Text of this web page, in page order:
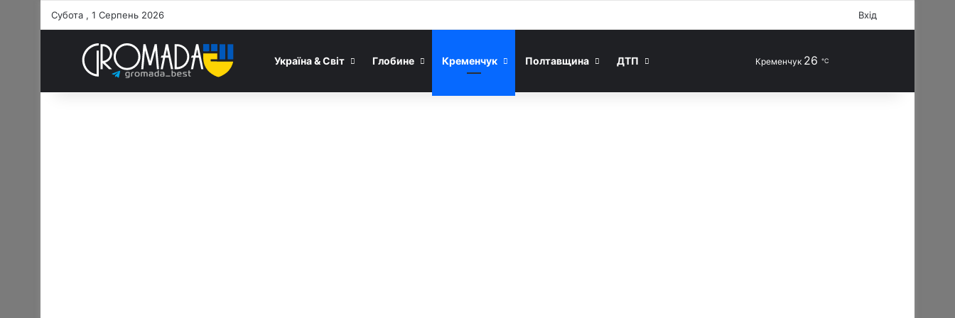
Субота , 1 Серпень 2026 Telegram
TikTok
Вхід
Україна & Світ Глобине Кременчук Полтавщина ДТП Кременчук 26 ℃